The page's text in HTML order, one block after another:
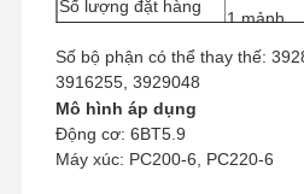
Số lượng đặt hàng
1 mảnh
Phương thức thanh
toán
Công
Phương thức vận
chuyển
Số bộ phận có thể thay thế:
3916255, 3929048
Mô hình áp dụng
Động cơ: 6BT5.9
Máy xúc: PC200-6, PC220-6